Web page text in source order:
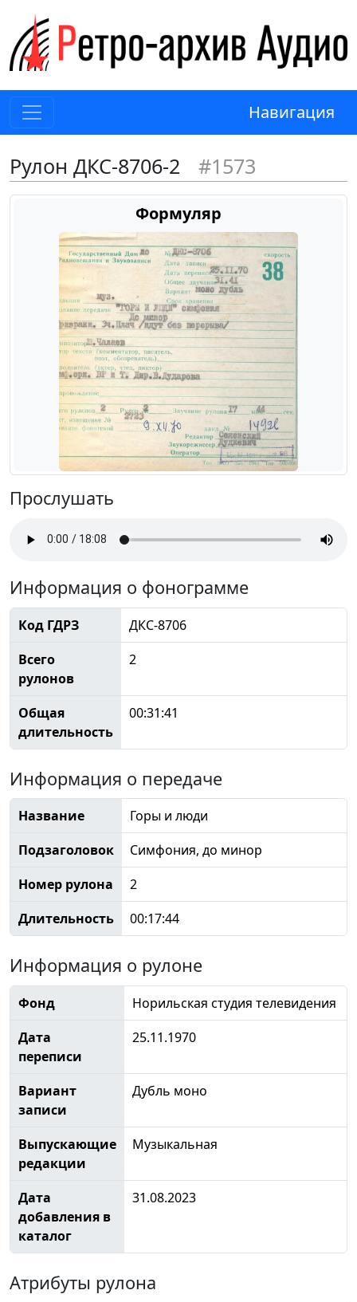
Навигация
Рулон ДКС-8706-2 #1573
Формуляр
Прослушать
Информация о фонограмме
Код ГДРЗ
ДКС-8706
Всего
рулонов
2
Общая
длительность
00:31:41
Информация о передаче
Название
Горы и люди
Подзаголовок
Симфония, до минор
Номер рулона
2
Длительность
00:17:44
Информация о рулоне
Фонд
Норильская студия телевидения
Дата
переписи
25.11.1970
Вариант
записи
Дубль моно
Выпускающие
редакции
Музыкальная
Дата
добавления в
каталог
31.08.2023
Атрибуты рулона